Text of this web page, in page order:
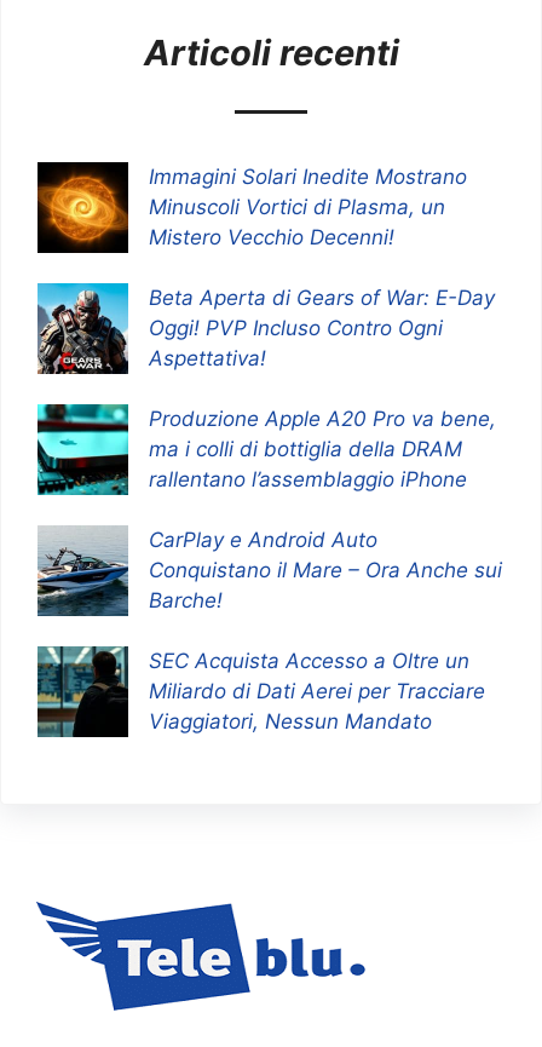
Articoli recenti
Immagini Solari Inedite Mostrano
Minuscoli Vortici di Plasma, un
Mistero Vecchio Decenni!
Beta Aperta di Gears of War: E-Day
Oggi! PVP Incluso Contro Ogni
Aspettativa!
Produzione Apple A20 Pro va bene,
ma i colli di bottiglia della DRAM
rallentano l’assemblaggio iPhone
CarPlay e Android Auto
Conquistano il Mare – Ora Anche sui
Barche!
SEC Acquista Accesso a Oltre un
Miliardo di Dati Aerei per Tracciare
Viaggiatori, Nessun Mandato